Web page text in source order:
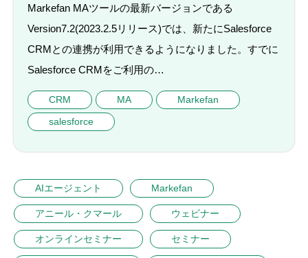
Markefan MAツールの最新バージョンである
Version7.2(2023.2.5リリース)では、新たにSalesforce
CRMとの連携が利用できるようになりました。すでに
Salesforce CRMをご利用の…
CRM MA
Markefan
salesforce
AIエージェント Markefan
アニール・クマール ウェビナー
オンラインセミナー セミナー